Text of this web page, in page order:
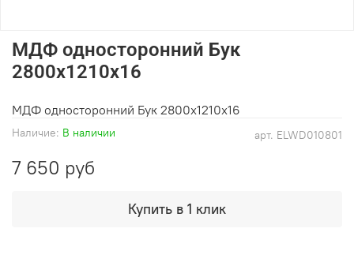
арт. ELWD010801
Наличие: В наличии
МДФ односторонний Бук
2800х1210х16
7 650 руб
Купить в 1 клик
МДФ односторонний Бук 2800х1210х16